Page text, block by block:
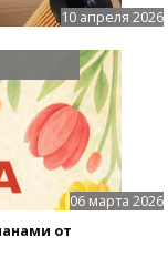
10 апреля 2026
06 марта 2026
от